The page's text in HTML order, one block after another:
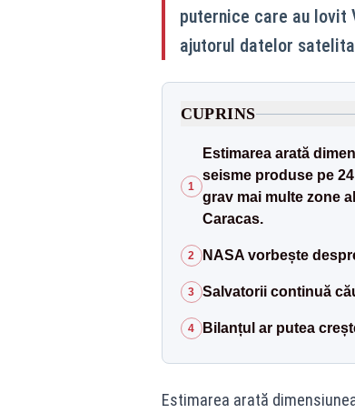
puternice care au lovit
ajutorul datelor
CUPRINS
1
Estimarea arată
seisme produse pe
grav mai multe zone
Caracas.
2 NASA vorbește
3 Salvatorii continuă
4 Bilanțul ar putea
Estimarea arată